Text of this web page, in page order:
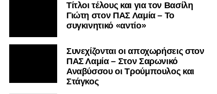
Τίτλοι τέλους και για τον Βασίλη
Γιώτη στον ΠΑΣ Λαμία – Το
συγκινητικό «αντίο»
Συνεχίζονται οι αποχωρήσεις στον
ΠΑΣ Λαμία – Στον Σαρωνικό
Αναβύσσου οι Τρούμπουλος και
Στάγκος